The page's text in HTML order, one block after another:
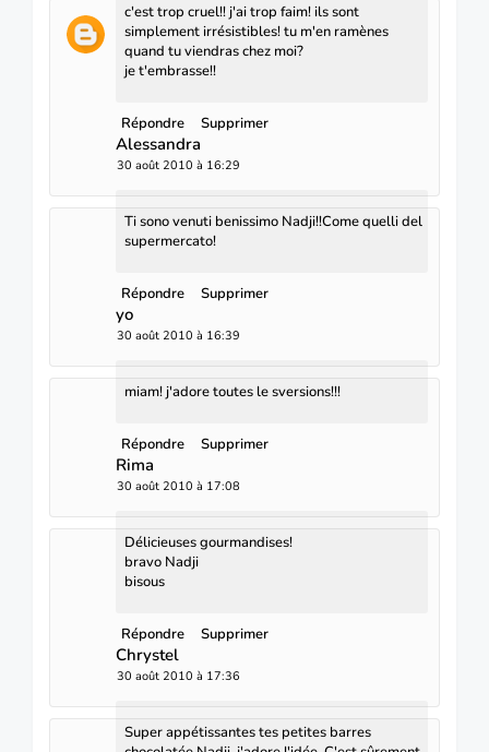
c'est trop cruel!! j'ai trop faim! ils sont
simplement irrésistibles! tu m'en ramènes
quand tu viendras chez moi?
je t'embrasse!!
Répondre Supprimer
Alessandra
30 août 2010 à 16:29
Ti sono venuti benissimo Nadji!!Come quelli del
supermercato!
Répondre Supprimer
yo
30 août 2010 à 16:39
miam! j'adore toutes le sversions!!!
Répondre Supprimer
Rima
30 août 2010 à 17:08
Délicieuses gourmandises!
bravo Nadji
bisous
Répondre Supprimer
Chrystel
30 août 2010 à 17:36
Super appétissantes tes petites barres